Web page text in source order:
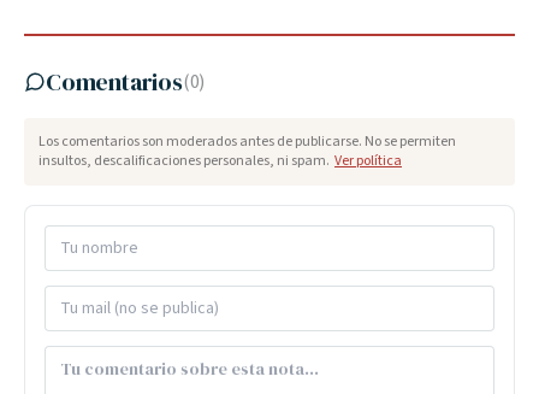
Comentarios(0)
Los comentarios son moderados antes de publicarse. No se permiten
insultos, descalificaciones personales, ni spam. Ver política